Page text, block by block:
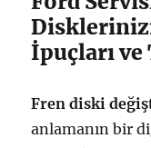
İpuçları
Fren diski
anlamanın bir